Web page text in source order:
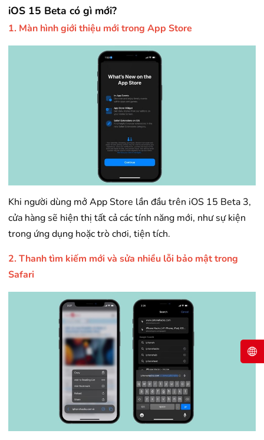
iOS 15 Beta có gì mới?
1. Màn hình giới thiệu mới trong App Store
Khi người dùng mở App Store lần đầu trên iOS 15 Beta 3,
cửa hàng sẽ hiện thị tất cả các tính năng mới, như sự kiện
trong ứng dụng hoặc trò chơi, tiện tích.
2. Thanh tìm kiếm mới và sửa nhiều lỗi bảo mật trong
Safari